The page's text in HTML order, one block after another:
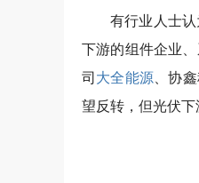
有行业人士
下游的组件企业
司 大全能源 、协
望反转，但光伏下